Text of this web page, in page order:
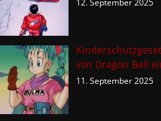
von Dragon Ball
11. September 2025